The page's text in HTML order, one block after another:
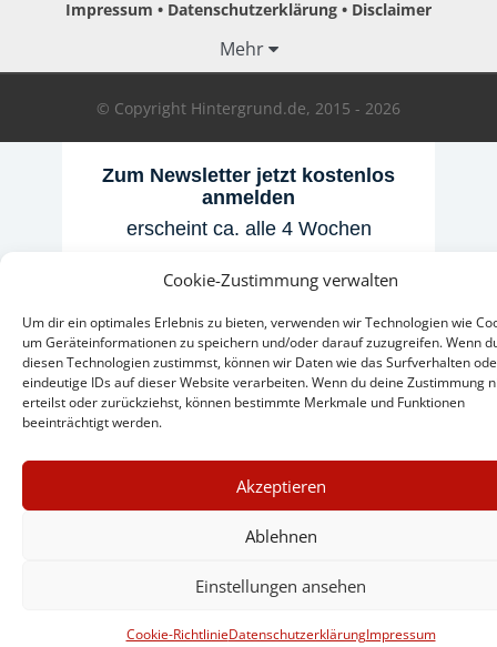
Cookie-Zustimmung verwalten
Um dir ein optimales Erlebnis zu bieten, verwenden wir Technologien wie
um Geräteinformationen zu speichern und/oder darauf zuzugreifen. Wenn
diesen Technologien zustimmst, können wir Daten wie das Surfverhalten
eindeutige IDs auf dieser Website verarbeiten. Wenn du deine Zustimmung
erteilst oder zurückziehst, können bestimmte Merkmale und Funktionen
beeinträchtigt werden.
Akzeptieren
Ablehnen
Einstellungen ansehen
Cookie-RichtlinieDatenschutzerklärungImpressum
Impressum Datenschutzerklärung Disclaimer
Mehr
© Copyright Hintergrund.de, 2015 - 2026
Zum Newsletter jetzt kostenlos
anmelden
erscheint ca. alle 4 Wochen
Anmelden
×